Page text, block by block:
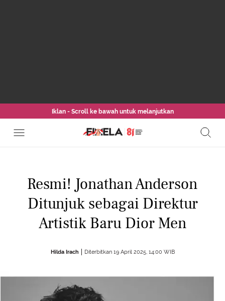
Iklan - Scroll ke bawah untuk melanjutkan
Resmi! Jonathan Anderson
Ditunjuk sebagai Direktur
Artistik Baru Dior Men
Hilda Irach Diterbitkan 19 April 2025, 14:00 WIB